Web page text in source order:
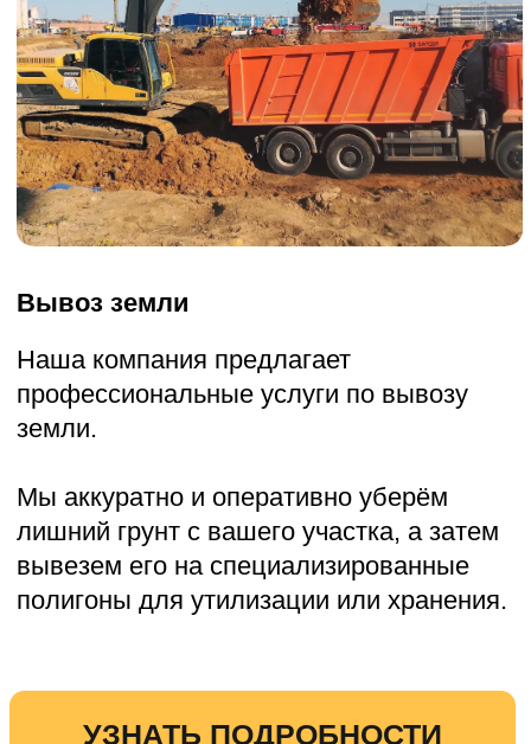
профессиональные услуги по прокладке
Наша компания предлагает
профессиональные услуги по вывозу
строительного мусора.
Мы аккуратно и оперативно уберём
отходы, которые образовались в
процессе строительства или ремонта,
а затем вывезем их на
специализированные полигоны для
утилизации или хранения.
УЗНАТЬ ПОДРОБНОСТИ